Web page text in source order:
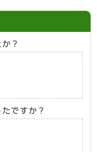
？
ですか？